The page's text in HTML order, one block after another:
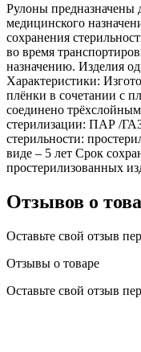
Рулоны предназначены
медицинского
сохранения
во время
назначению. Изделия
Характеристики:
плёнки в сочетании с
соединено
стерилизации: ПАР /
стерильности:
виде – 5 лет Срок
простерилизованных
Отзывов о
Оставьте свой отзыв
Отзывы о товаре
Оставьте свой отзыв